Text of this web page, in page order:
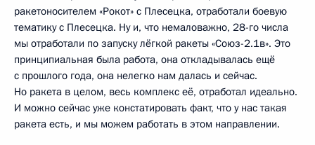
ракетоносителем «Рокот» с Плесецка, отработали боевую
тематику с Плесецка. Ну и, что немаловажно, 28-го числа
мы отработали по запуску лёгкой ракеты «Союз-2.1в». Это
принципиальная была работа, она откладывалась ещё
с прошлого года, она нелегко нам далась и сейчас.
Но ракета в целом, весь комплекс её, отработал идеально.
И можно сейчас уже констатировать факт, что у нас такая
ракета есть, и мы можем работать в этом направлении.